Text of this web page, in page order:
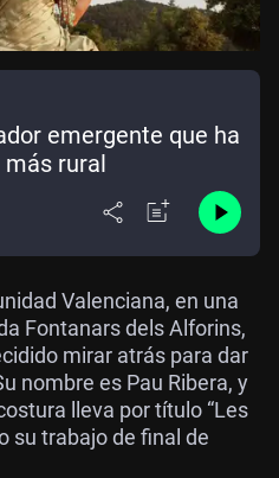
emergente que ha
más rural
Valenciana, en una
Fontanars dels Alforins,
mirar atrás para dar
nombre es Pau Ribera, y
lleva por título “Les
su trabajo de final de